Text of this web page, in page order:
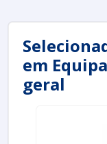
em
geral